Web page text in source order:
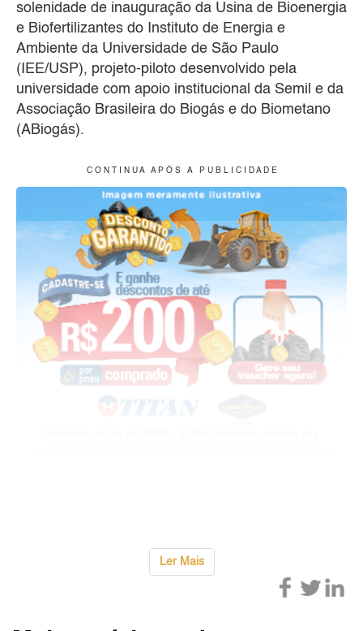
solenidade de inauguração da Usina de Bioenergia
e Biofertilizantes do Instituto de Energia e
Ambiente da Universidade de São Paulo
(IEE/USP), projeto-piloto desenvolvido pela
universidade com apoio institucional da Semil e da
Associação Brasileira do Biogás e do Biometano
(ABiogás).
C O N T I N U A A P Ó S A P U B L I C I D A D E
Ler Mais